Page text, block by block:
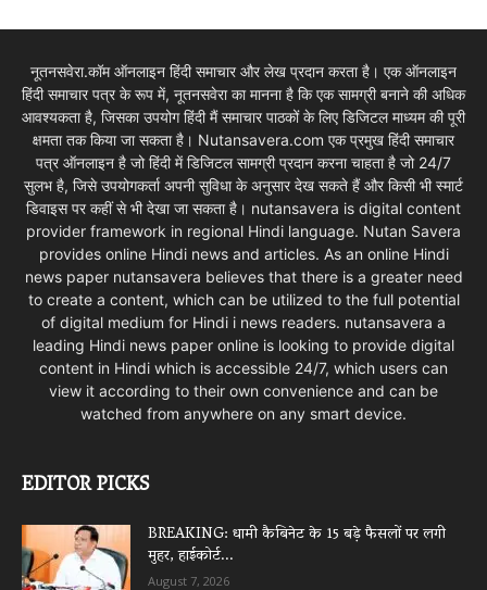
नूतनसवेरा.कॉम ऑनलाइन हिंदी समाचार और लेख प्रदान करता है। एक ऑनलाइन
हिंदी समाचार पत्र के रूप में, नूतनसवेरा का मानना है कि एक सामग्री बनाने की अधिक
आवश्यकता है, जिसका उपयोग हिंदी मैं समाचार पाठकों के लिए डिजिटल माध्यम की पूरी
क्षमता तक किया जा सकता है। Nutansavera.com एक प्रमुख हिंदी समाचार
पत्र ऑनलाइन है जो हिंदी में डिजिटल सामग्री प्रदान करना चाहता है जो 24/7
सुलभ है, जिसे उपयोगकर्ता अपनी सुविधा के अनुसार देख सकते हैं और किसी भी स्मार्ट
डिवाइस पर कहीं से भी देखा जा सकता है। nutansavera is digital content
provider framework in regional Hindi language. Nutan Savera
provides online Hindi news and articles. As an online Hindi
news paper nutansavera believes that there is a greater need
to create a content, which can be utilized to the full potential
of digital medium for Hindi i news readers. nutansavera a
leading Hindi news paper online is looking to provide digital
content in Hindi which is accessible 24/7, which users can
view it according to their own convenience and can be
watched from anywhere on any smart device.
EDITOR PICKS
BREAKING: धामी कैबिनेट के 15 बड़े फैसलों पर लगी
मुहर, हाईकोर्ट...
August 7, 2026